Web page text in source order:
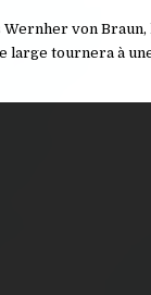
von Braun,
large tournera à